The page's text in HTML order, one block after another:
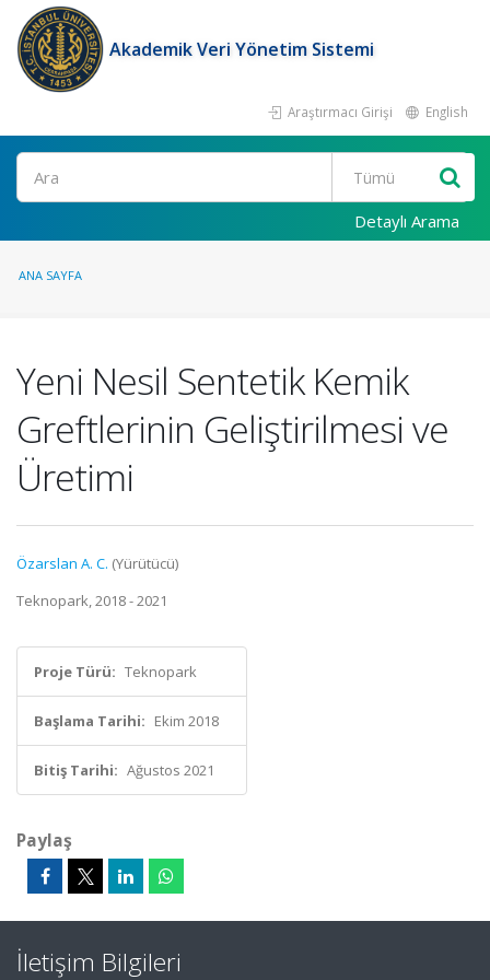
Akademik Veri Yönetim Sistemi
Araştırmacı Girişi English
Ara
Detaylı Arama
ANA SAYFA
Yeni Nesil Sentetik Kemik
Greftlerinin Geliştirilmesi ve
Üretimi
Özarslan A. C. (Yürütücü)
Teknopark, 2018 - 2021
Proje Türü: Teknopark
Başlama Tarihi: Ekim 2018
Bitiş Tarihi: Ağustos 2021
Paylaş
İletişim Bilgileri